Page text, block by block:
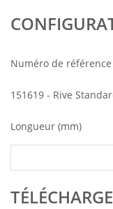
Numéro de référence
151619 - Rive
Longueur (mm)